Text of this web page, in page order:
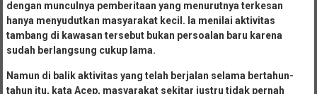
dengan munculnya pemberitaan yang menurutnya terkesan
hanya menyudutkan masyarakat kecil. Ia menilai aktivitas
tambang di kawasan tersebut bukan persoalan baru karena
sudah berlangsung cukup lama.
Namun di balik aktivitas yang telah berjalan selama bertahun-
tahun itu, kata Acep, masyarakat sekitar justru tidak pernah